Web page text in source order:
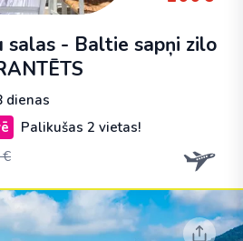
salas - Baltie sapņi zilo
dienas
Palikušas 2 vietas!
€